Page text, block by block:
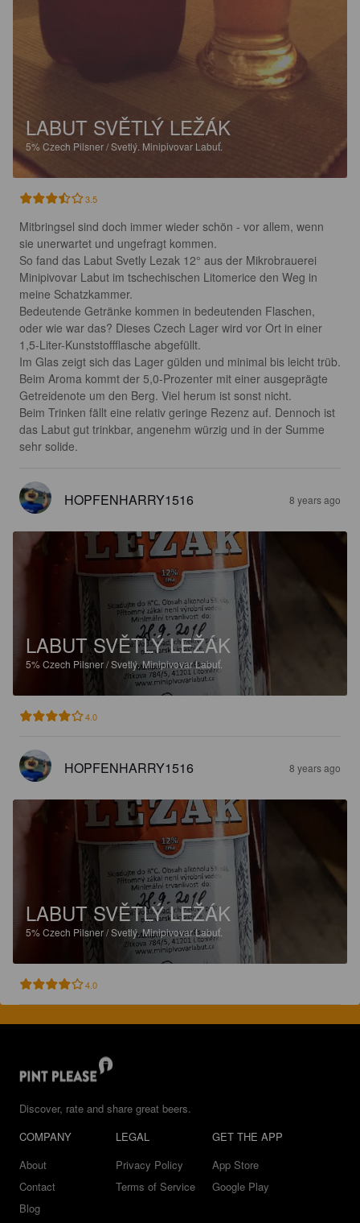
LABUT SVĚTLÝ LEŽÁK
5% Czech Pilsner / Svetlý. Minipivovar Labuť.
3.5
Mitbringsel sind doch immer wieder schön - vor allem, wenn
sie unerwartet und ungefragt kommen.
So fand das Labut Svetly Lezak 12° aus der Mikrobrauerei
Minipivovar Labut im tschechischen Litomerice den Weg in
meine Schatzkammer.
Bedeutende Getränke kommen in bedeutenden Flaschen,
oder wie war das? Dieses Czech Lager wird vor Ort in einer
1,5-Liter-Kunststoffflasche abgefüllt.
Im Glas zeigt sich das Lager gülden und minimal bis leicht trüb.
Beim Aroma kommt der 5,0-Prozenter mit einer ausgeprägte
Getreidenote um den Berg. Viel herum ist sonst nicht.
Beim Trinken fällt eine relativ geringe Rezenz auf. Dennoch ist
das Labut gut trinkbar, angenehm würzig und in der Summe
sehr solide.
HOPFENHARRY1516 8 years ago
LABUT SVĚTLÝ LEŽÁK
5%Czech Pilsner / Svetlý.Minipivovar Labuť.
4.0
HOPFENHARRY1516 8 years ago
LABUT SVĚTLÝ LEŽÁK
5%Czech Pilsner / Svetlý.Minipivovar Labuť.
4.0
Discover, rate and share great beers.
COMPANY
About
Contact
Blog
LEGAL
Privacy Policy
Terms of Service
GET THE APP
App Store
Google Play